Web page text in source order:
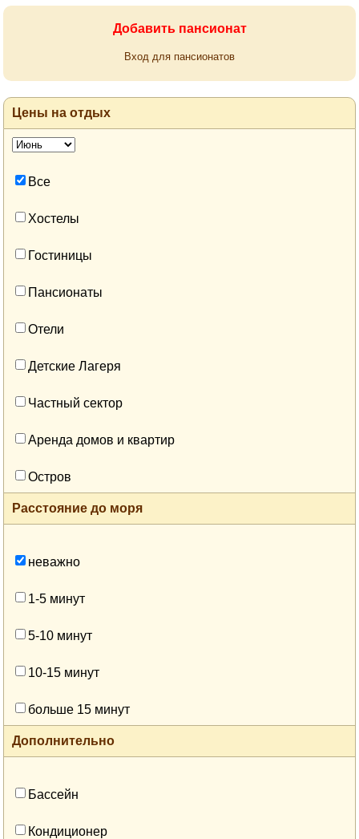
Добавить пансионат
Вход для пансионатов
Цены на отдых
Все
Хостелы
Гостиницы
Пансионаты
Отели
Детские Лагеря
Частный сектор
Аренда домов и квартир
Остров
Расстояние до моря
неважно
1-5 минут
5-10 минут
10-15 минут
больше 15 минут
Дополнительно
Бассейн
Кондиционер